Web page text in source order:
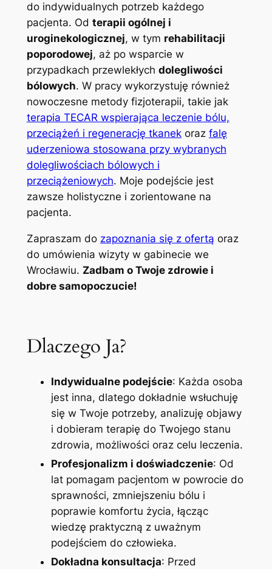
do indywidualnych potrzeb każdego
pacjenta. Od terapii ogólnej i
uroginekologicznej, w tym rehabilitacji
poporodowej, aż po wsparcie w
przypadkach przewlekłych dolegliwości
bólowych. W pracy wykorzystuję również
nowoczesne metody fizjoterapii, takie jak
terapia TECAR wspierająca leczenie bólu,
przeciążeń i regenerację tkanekoraz falę
uderzeniowa stosowana przy wybranych
dolegliwościach bólowych i
przeciążeniowych. Moje podejście jest
zawsze holistyczne i zorientowane na
pacjenta.
Zapraszam do zapoznania się z ofertą oraz
do umówienia wizyty w gabinecie we
Wrocławiu. Zadbam o Twoje zdrowie i
dobre samopoczucie!
Dlaczego Ja?
Indywidualne podejście: Każda osoba
jest inna, dlatego dokładnie wsłuchuję
się w Twoje potrzeby, analizuję objawy
i dobieram terapię do Twojego stanu
zdrowia, możliwości oraz celu leczenia.
Profesjonalizm i doświadczenie: Od
lat pomagam pacjentom w powrocie do
sprawności, zmniejszeniu bólu i
poprawie komfortu życia, łącząc
wiedzę praktyczną z uważnym
podejściem do człowieka.
Dokładna konsultacja: Przed